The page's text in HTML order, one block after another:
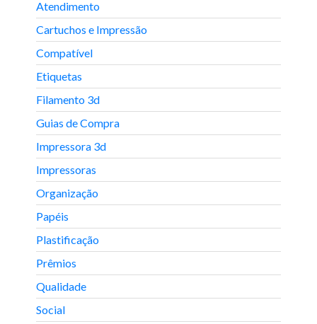
Atendimento
Cartuchos e Impressão
Compatível
Etiquetas
Filamento 3d
Guias de Compra
Impressora 3d
Impressoras
Organização
Papéis
Plastificação
Prêmios
Qualidade
Social